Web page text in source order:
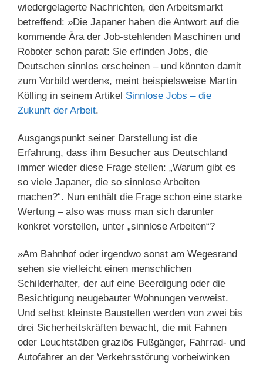
wiedergelagerte Nachrichten, den Arbeitsmarkt
betreffend: »Die Japaner haben die Antwort auf die
kommende Ära der Job-stehlenden Maschinen und
Roboter schon parat: Sie erfinden Jobs, die
Deutschen sinnlos erscheinen – und könnten damit
zum Vorbild werden«, meint beispielsweise Martin
Kölling in seinem Artikel Sinnlose Jobs – die
Zukunft der Arbeit.
Ausgangspunkt seiner Darstellung ist die
Erfahrung, dass ihm Besucher aus Deutschland
immer wieder diese Frage stellen: „Warum gibt es
so viele Japaner, die so sinnlose Arbeiten
machen?“. Nun enthält die Frage schon eine starke
Wertung – also was muss man sich darunter
konkret vorstellen, unter „sinnlose Arbeiten“?
»Am Bahnhof oder irgendwo sonst am Wegesrand
sehen sie vielleicht einen menschlichen
Schilderhalter, der auf eine Beerdigung oder die
Besichtigung neugebauter Wohnungen verweist.
Und selbst kleinste Baustellen werden von zwei bis
drei Sicherheitskräften bewacht, die mit Fahnen
oder Leuchtstäben graziös Fußgänger, Fahrrad- und
Autofahrer an der Verkehrsstörung vorbeiwinken